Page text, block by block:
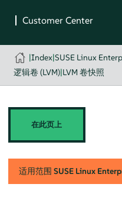
|Index|SUSE Linux
逻辑卷 (LVM)|LVM 卷快照
在此页上
适用范围 SUSE Linux